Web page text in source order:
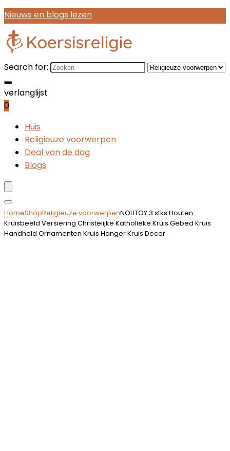
Nieuws en blogs lezen
Search for:
verlanglijst
0
Huis
Religieuze voorwerpen
Deal van de dag
Blogs
HomeShopReligieuze voorwerpenNOLITOY 3 stks Houten
Kruisbeeld Versiering Christelijke Katholieke Kruis Gebed Kruis
Handheld Ornamenten Kruis Hanger Kruis Decor